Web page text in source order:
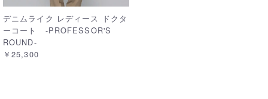
デニムライク レディース ドクタ
ーコート -PROFESSOR'S
ROUND-
￥25,300